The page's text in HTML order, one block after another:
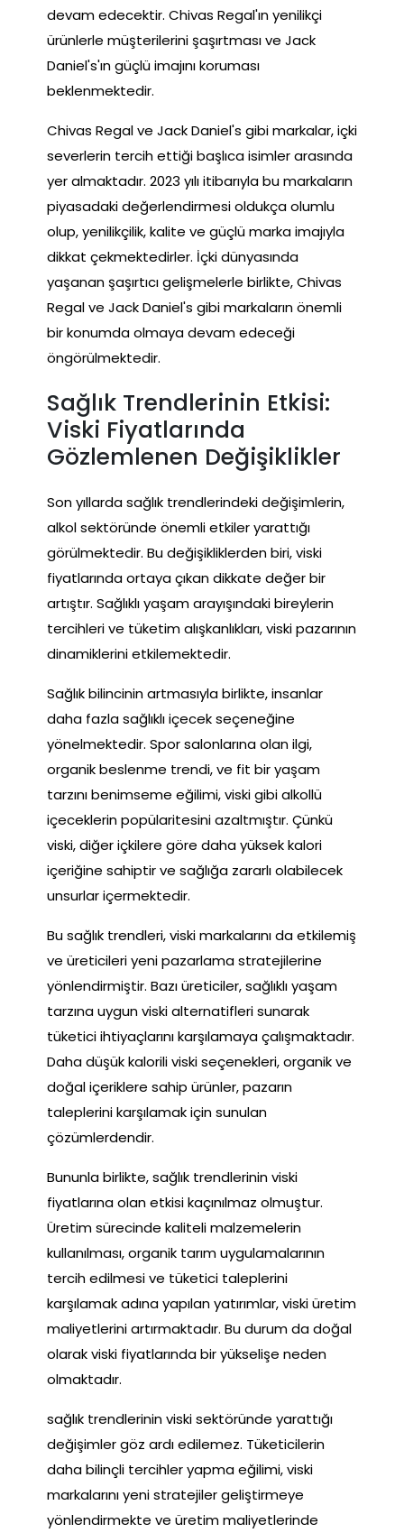
devam edecektir. Chivas Regal'ın yenilikçi
ürünlerle müşterilerini şaşırtması ve Jack
Daniel's'ın güçlü imajını koruması
beklenmektedir.
Chivas Regal ve Jack Daniel's gibi markalar, içki
severlerin tercih ettiği başlıca isimler arasında
yer almaktadır. 2023 yılı itibarıyla bu markaların
piyasadaki değerlendirmesi oldukça olumlu
olup, yenilikçilik, kalite ve güçlü marka imajıyla
dikkat çekmektedirler. İçki dünyasında
yaşanan şaşırtıcı gelişmelerle birlikte, Chivas
Regal ve Jack Daniel's gibi markaların önemli
bir konumda olmaya devam edeceği
öngörülmektedir.
Sağlık Trendlerinin Etkisi:
Viski Fiyatlarında
Gözlemlenen Değişiklikler
Son yıllarda sağlık trendlerindeki değişimlerin,
alkol sektöründe önemli etkiler yarattığı
görülmektedir. Bu değişikliklerden biri, viski
fiyatlarında ortaya çıkan dikkate değer bir
artıştır. Sağlıklı yaşam arayışındaki bireylerin
tercihleri ve tüketim alışkanlıkları, viski pazarının
dinamiklerini etkilemektedir.
Sağlık bilincinin artmasıyla birlikte, insanlar
daha fazla sağlıklı içecek seçeneğine
yönelmektedir. Spor salonlarına olan ilgi,
organik beslenme trendi, ve fit bir yaşam
tarzını benimseme eğilimi, viski gibi alkollü
içeceklerin popülaritesini azaltmıştır. Çünkü
viski, diğer içkilere göre daha yüksek kalori
içeriğine sahiptir ve sağlığa zararlı olabilecek
unsurlar içermektedir.
Bu sağlık trendleri, viski markalarını da etkilemiş
ve üreticileri yeni pazarlama stratejilerine
yönlendirmiştir. Bazı üreticiler, sağlıklı yaşam
tarzına uygun viski alternatifleri sunarak
tüketici ihtiyaçlarını karşılamaya çalışmaktadır.
Daha düşük kalorili viski seçenekleri, organik ve
doğal içeriklere sahip ürünler, pazarın
taleplerini karşılamak için sunulan
çözümlerdendir.
Bununla birlikte, sağlık trendlerinin viski
fiyatlarına olan etkisi kaçınılmaz olmuştur.
Üretim sürecinde kaliteli malzemelerin
kullanılması, organik tarım uygulamalarının
tercih edilmesi ve tüketici taleplerini
karşılamak adına yapılan yatırımlar, viski üretim
maliyetlerini artırmaktadır. Bu durum da doğal
olarak viski fiyatlarında bir yükselişe neden
olmaktadır.
sağlık trendlerinin viski sektöründe yarattığı
değişimler göz ardı edilemez. Tüketicilerin
daha bilinçli tercihler yapma eğilimi, viski
markalarını yeni stratejiler geliştirmeye
yönlendirmekte ve üretim maliyetlerinde